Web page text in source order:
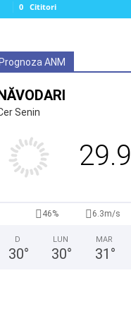
0 Cititori
Prognoza ANM
Senin
29.9
46% 6.3m/s
D
30°
LUN
30°
MAR
31 °